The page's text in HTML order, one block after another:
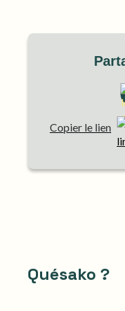
Copier le lien
Quésako ?